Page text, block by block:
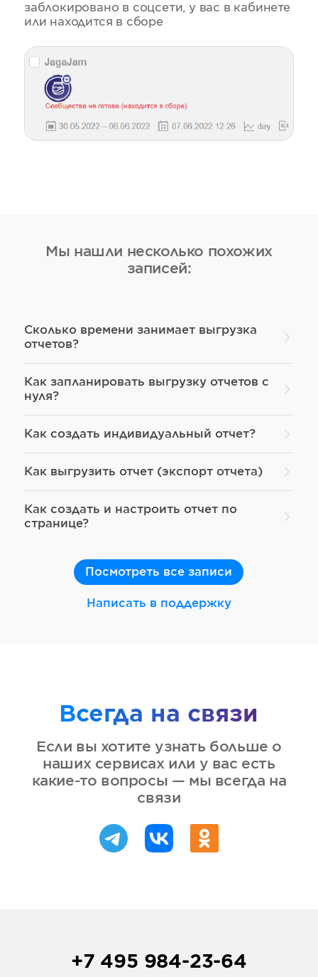
заблокировано в соцсети, у вас в кабинете
или находится в сборе
Мы нашли несколько похожих
записей:
Сколько времени занимает выгрузка
отчетов?
Как запланировать выгрузку отчетов с
нуля?
Как создать индивидуальный отчет?
Как выгрузить отчет (экспорт отчета)
Как создать и настроить отчет по
странице?
Посмотреть все записи
Написать в поддержку
Всегда на связи
Если вы хотите узнать больше о
наших сервисах или у вас есть
какие-то вопросы — мы всегда на
связи
+7 495 984-23-64